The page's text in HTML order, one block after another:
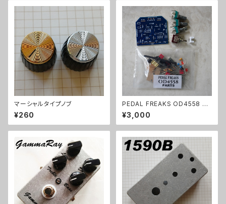
マーシャルタイプノブ
¥260
PEDAL FREAKS OD4558 パ
ーツセット
¥3,000